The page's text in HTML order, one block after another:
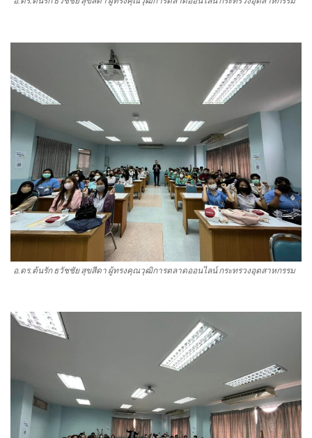
อ.ดร.ต้นรัก ธวัชชัย สุขสีดา ผู้ทรงคุณวุฒิการตลาดออนไลน์ กระทรวงอุตสาหกรรม